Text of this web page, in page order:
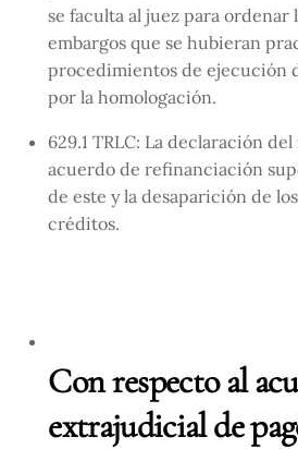
se faculta al juez para ordenar
embargos que se hubieran
procedimientos de ejecución
por la homologación.
629.1 TRLC: La declaración
acuerdo de refinanciación
de este y la desaparición de
créditos.
Con respecto al
extrajudicial de